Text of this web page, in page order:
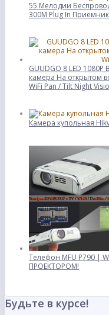
55 Мелодии
300M Plug In
GUUDGO 8 LED
камера На открытом
WiFi Pan / Tilt Night
Камера купольная
Телефон MFU P790 |
ПРОЕКТОРОМ!
Будьте в курсе!